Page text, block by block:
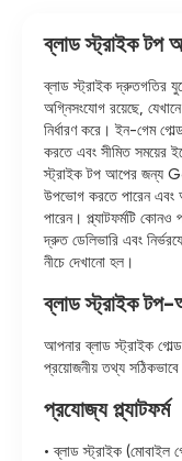
ব্লাড স্ট্রাইক টপ
ব্লাড স্ট্রাইক দ্রুতগতির
অগ্নিসংযোগ রয়েছে,
নির্ধারণ করে। ইন-গেম
করতে এবং সীমিত সময়ের
স্ট্রাইক টপ আপের জন্য
উপভোগ করতে পারেন এবং
পারেন। প্ল্যাটফর্মটি
দ্রুত ডেলিভারি এবং
নীচে দেখানো হল।
ব্লাড স্ট্রাইক টপ-
আপনার ব্লাড স্ট্রাইক
প্রয়োজনীয় তথ্য
প্রযোজ্য প্ল্যাটফর্ম
• ব্লাড স্ট্রাইক (মোবাইল